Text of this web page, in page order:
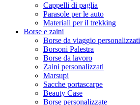
Cappelli di paglia
Parasole per le auto
Materiali per il trekking
Borse e zaini
Borse da viaggio personalizzati
Borsoni Palestra
Borse da lavoro
Zaini personalizzati
Marsupi
Sacche portascarpe
Beauty Case
Borse personalizzate